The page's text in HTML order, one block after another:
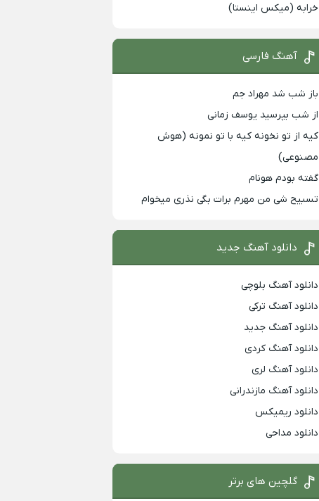
خرابه (میکس اینستا)
آهنگ فارسی
باز شب شد مهراد جم
از شب بپرسید یوسف زمانی
کیه از تو نخونه کیه با تو نمونه (هوش
مصنوعی)
گفته بودم هونام
تسبیح شی من مهرم برات بگی نذری میخوام
دانلود آهنگ جدید
دانلود آهنگ بلوچی
دانلود آهنگ ترکی
دانلود آهنگ جدید
دانلود آهنگ کردی
دانلود آهنگ لری
دانلود آهنگ مازندرانی
دانلود ریمیکس
دانلود مداحی
گلچین های برتر